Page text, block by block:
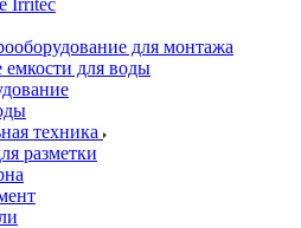
Irritec
для монтажа
для воды
техника
разметки